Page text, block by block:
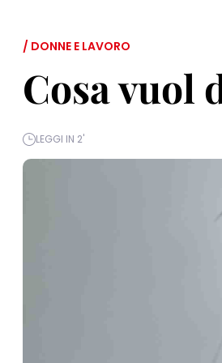
/ DONNE E LAVORO
Cosa vuol
LEGGI IN 2'